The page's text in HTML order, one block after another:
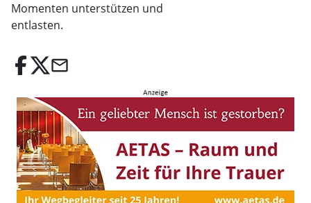
Momenten unterstützen und
entlasten.
email